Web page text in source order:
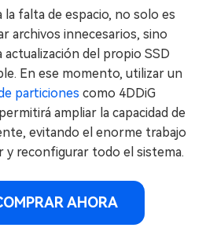
falta de espacio, no solo es
archivos innecesarios, sino
del propio SSD
En ese momento, utilizar un
particiones como 4DDiG
ampliar la capacidad de
evitando el enorme trabajo
y reconfigurar todo el sistema.
AHORA